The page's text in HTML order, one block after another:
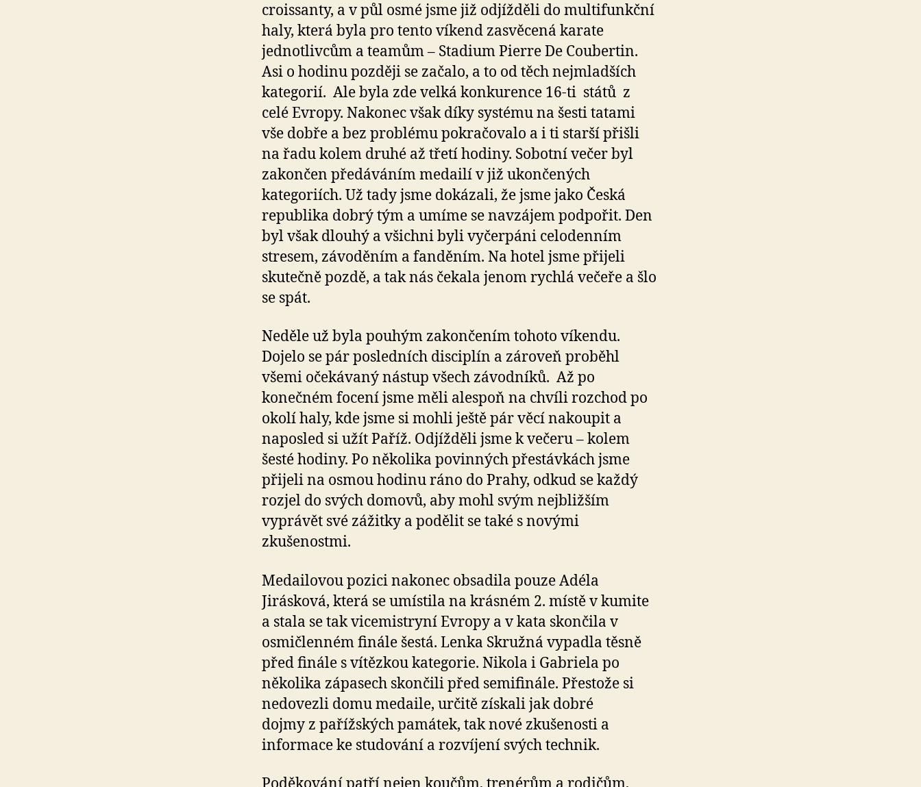
croissanty, a v půl osmé jsme již odjížděli do multifunkční
haly, která byla pro tento víkend zasvěcená karate
jednotlivcům a teamům – Stadium Pierre De Coubertin.
Asi o hodinu později se začalo, a to od těch nejmladších
kategorií. Ale byla zde velká konkurence 16-ti států z
celé Evropy. Nakonec však díky systému na šesti tatami
vše dobře a bez problému pokračovalo a i ti starší přišli
na řadu kolem druhé až třetí hodiny. Sobotní večer byl
zakončen předáváním medailí v již ukončených
kategoriích. Už tady jsme dokázali, že jsme jako Česká
republika dobrý tým a umíme se navzájem podpořit. Den
byl však dlouhý a všichni byli vyčerpáni celodenním
stresem, závoděním a fanděním. Na hotel jsme přijeli
skutečně pozdě, a tak nás čekala jenom rychlá večeře a šlo
se spát.
Neděle už byla pouhým zakončením tohoto víkendu.
Dojelo se pár posledních disciplín a zároveň proběhl
všemi očekávaný nástup všech závodníků. Až po
konečném focení jsme měli alespoň na chvíli rozchod po
okolí haly, kde jsme si mohli ještě pár věcí nakoupit a
naposled si užít Paříž. Odjížděli jsme k večeru – kolem
šesté hodiny. Po několika povinných přestávkách jsme
přijeli na osmou hodinu ráno do Prahy, odkud se každý
rozjel do svých domovů, aby mohl svým nejbližším
vyprávět své zážitky a podělit se také s novými
zkušenostmi.
Medailovou pozici nakonec obsadila pouze Adéla
Jirásková, která se umístila na krásném 2. místě v kumite
a stala se tak vicemistryní Evropy a v kata skončila v
osmičlenném finále šestá. Lenka Skružná vypadla těsně
před finále s vítězkou kategorie. Nikola i Gabriela po
několika zápasech skončili před semifinále. Přestože si
nedovezli domu medaile, určitě získali jak dobré
dojmy z pařížských památek, tak nové zkušenosti a
informace ke studování a rozvíjení svých technik.